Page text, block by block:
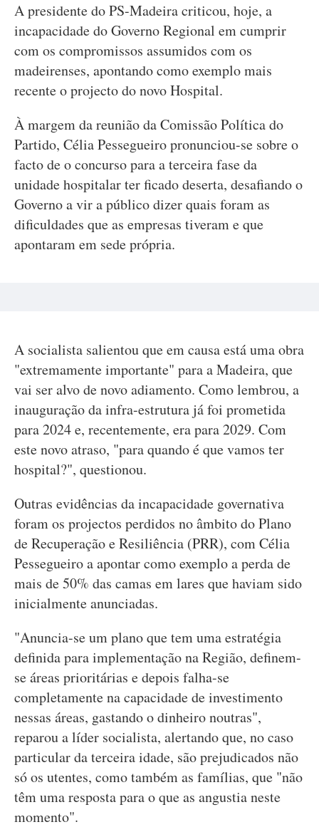
A presidente do PS-Madeira criticou, hoje, a
incapacidade do Governo Regional em cumprir
com os compromissos assumidos com os
madeirenses, apontando como exemplo mais
recente o projecto do novo Hospital.
À margem da reunião da Comissão Política do
Partido, Célia Pessegueiro pronunciou-se sobre o
facto de o concurso para a terceira fase da
unidade hospitalar ter ficado deserta, desafiando o
Governo a vir a público dizer quais foram as
dificuldades que as empresas tiveram e que
apontaram em sede própria.
A socialista salientou que em causa está uma obra
"extremamente importante" para a Madeira, que
vai ser alvo de novo adiamento. Como lembrou, a
inauguração da infra-estrutura já foi prometida
para 2024 e, recentemente, era para 2029. Com
este novo atraso, "para quando é que vamos ter
hospital?", questionou.
Outras evidências da incapacidade governativa
foram os projectos perdidos no âmbito do Plano
de Recuperação e Resiliência (PRR), com Célia
Pessegueiro a apontar como exemplo a perda de
mais de 50% das camas em lares que haviam sido
inicialmente anunciadas.
"Anuncia-se um plano que tem uma estratégia
definida para implementação na Região, definem-
se áreas prioritárias e depois falha-se
completamente na capacidade de investimento
nessas áreas, gastando o dinheiro noutras",
reparou a líder socialista, alertando que, no caso
particular da terceira idade, são prejudicados não
só os utentes, como também as famílias, que "não
têm uma resposta para o que as angustia neste
momento".